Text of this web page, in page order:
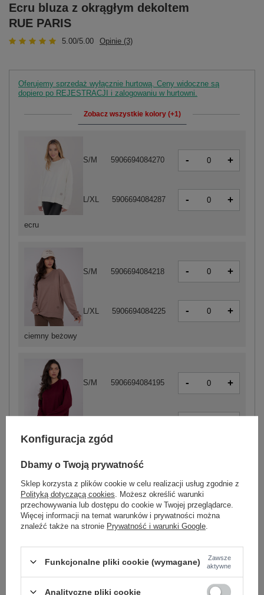
Ecru bluza z okrągłym dekoltem
RUE PARIS
5.00/5.00 Opinie (3)
Oferujemy sprzedaż wyłącznie hurtową. Ceny widoczne są
dopiero po REJESTRACJI i zalogowaniu w hurtowni.
Zobacz wszystkie kolory (+1)
ciemny beżowy
S/M 5906694084218 - +
L/XL 5906694084225 - +
bordowy
S/M 5906694084195 - +
czarny
S/M 5906694084256 -
5906694084263 -
ecru
S/M 5906694084270 - +
L/XL 5906694084287 - +
Zobacz wszystkie kolory (+1)
Konfiguracja zgód
Dbamy o Twoją prywatność
Sklep korzysta z plików cookie w celu realizacji usług zgodnie z
Polityką dotyczącą cookies . Możesz określić warunki
przechowywania lub dostępu do cookie w Twojej przeglądarce.
Więcej informacji na temat warunków i prywatności można
znaleźć także na stronie Prywatność i warunki Google
Funkcjonalne pliki cookie (wymagane)
Zawsze
aktywne
Analityczne pliki cookie